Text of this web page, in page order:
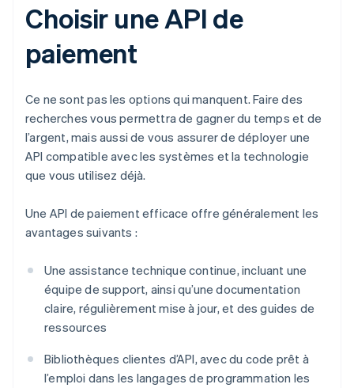
Choisir une API de
paiement
Ce ne sont pas les options qui manquent. Faire des
recherches vous permettra de gagner du temps et de
l’argent, mais aussi de vous assurer de déployer une
API compatible avec les systèmes et la technologie
que vous utilisez déjà.
Une API de paiement efficace offre généralement les
avantages suivants :
Une assistance technique continue, incluant une
équipe de support, ainsi qu’une documentation
claire, régulièrement mise à jour, et des guides de
ressources
Bibliothèques clientes d’API, avec du code prêt à
l’emploi dans les langages de programmation les